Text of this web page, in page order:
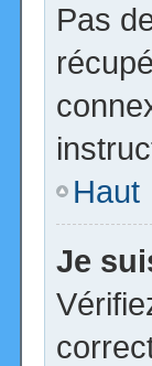
Pas
Haut
Je